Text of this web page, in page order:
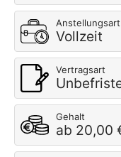
Anstellungsart
Vollzeit
Vertragsart
Gehalt
ab 20,00